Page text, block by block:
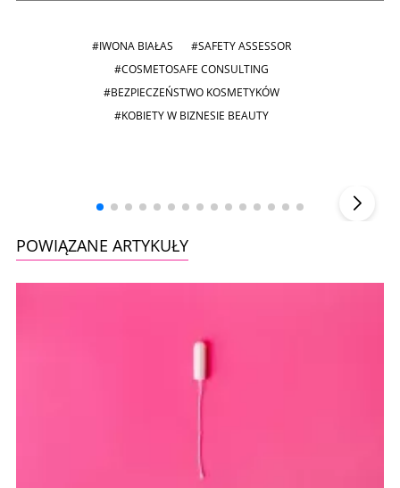
#IWONA BIAŁAS
#SAFETY ASSESSOR
#COSMETOSAFE CONSULTING
#BEZPIECZEŃSTWO KOSMETYKÓW
#KOBIETY W BIZNESIE BEAUTY
POWIĄZANE ARTYKUŁY